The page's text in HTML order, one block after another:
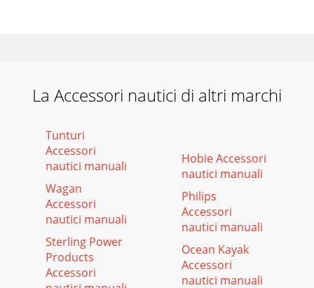
La Accessori nautici di altri marchi
Tunturi
Accessori
nautici manuali
Wagan
Accessori
nautici manuali
Sterling Power
Products
Accessori
Hobie Accessori
nautici manuali
Philips
Accessori
nautici manuali
Ocean Kayak
Accessori
nautici manuali